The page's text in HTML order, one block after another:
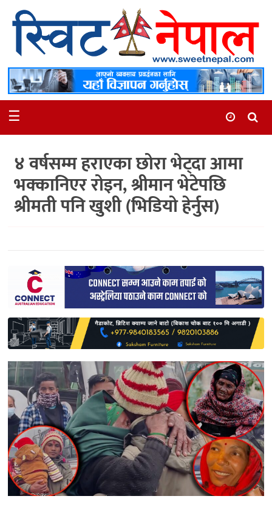
समाचार
स्थानीय
मनोरञ्जन
अन्तर्वार्ता
समाज
साहित्य
प्रदेश
English
☰
४ वर्षसम्म हराएका छोरा भेट्दा आमा
भक्कानिएर रोइन, श्रीमान भेटेपछि
श्रीमती पनि खुशी (भिडियो हेर्नुस)